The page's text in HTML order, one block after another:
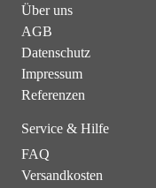
Über uns
AGB
Datenschutz
Impressum
Referenzen
Service & Hilfe
FAQ
Versandkosten